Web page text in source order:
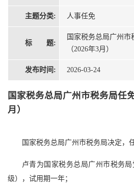
主题分类: 人事任免
标 题:
国家税务总局广州市
（2026年3月）
发布时间: 2026-03-24
国家税务总局广州市税务局任
月）
国家税务总局广州市税务局决定，
卢青为国家税务总局广州市税务
级），试用期一年；